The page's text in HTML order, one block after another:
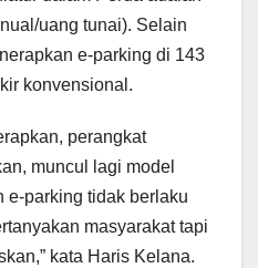
uang tunai). Selain
e-parking di 143
konvensional.
perangkat
muncul lagi model
e-parking tidak berlaku
masyarakat tapi
kata Haris Kelana.